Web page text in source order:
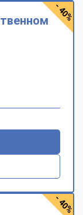
- 40%
- 40%